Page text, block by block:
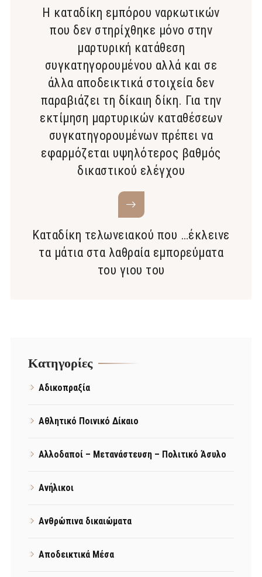
Η καταδίκη εμπόρου ναρκωτικών
που δεν στηρίχθηκε μόνο στην
μαρτυρική κατάθεση
συγκατηγορουμένου αλλά και σε
άλλα αποδεικτικά στοιχεία δεν
παραβιάζει τη δίκαιη δίκη. Για την
εκτίμηση μαρτυρικών καταθέσεων
συγκατηγορουμένων πρέπει να
εφαρμόζεται υψηλότερος βαθμός
δικαστικού ελέγχου
Καταδίκη τελωνειακού που …έκλεινε
τα μάτια στα λαθραία εμπορεύματα
του γιου του
Kατηγορίες
Αδικοπραξία
Αθλητικό Ποινικό Δίκαιο
Αλλοδαποί – Μετανάστευση – Πολιτικό Άσυλο
Ανήλικοι
Ανθρώπινα δικαιώματα
Αποδεικτικά Μέσα